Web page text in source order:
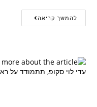
להמשך קריאה